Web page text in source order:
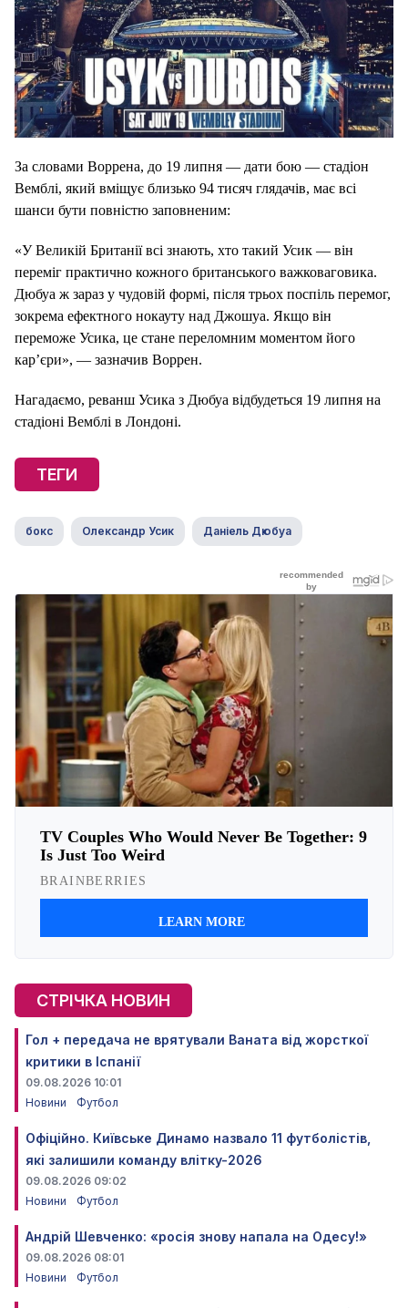
За словами Воррена, до 19 липня — дати бою — стадіон
Вемблі, який вміщує близько 94 тисяч глядачів, має всі
шанси бути повністю заповненим:
«У Великій Британії всі знають, хто такий Усик — він
переміг практично кожного британського важковаговика.
Дюбуа ж зараз у чудовій формі, після трьох поспіль перемог,
зокрема ефектного нокауту над Джошуа. Якщо він
переможе Усика, це стане переломним моментом його
кар’єри», — зазначив Воррен.
Нагадаємо, реванш Усика з Дюбуа відбудеться 19 липня на
стадіоні Вемблі в Лондоні.
ТЕГИ
бокс Олександр Усик Даніель Дюбуа
СТРІЧКА НОВИН
Гол + передача не врятували Ваната від жорсткої
критики в Іспанії
09.08.2026 10:01
Новини
Футбол
Офіційно. Київське Динамо назвало 11 футболістів,
які залишили команду влітку-2026
09.08.2026 09:02
Новини
Футбол
Андрій Шевченко: «росія знову напала на Одесу!»
09.08.2026 08:01
Новини
Футбол